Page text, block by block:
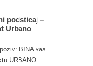
podsticaj –
Urbano
BINA vas
URBANO